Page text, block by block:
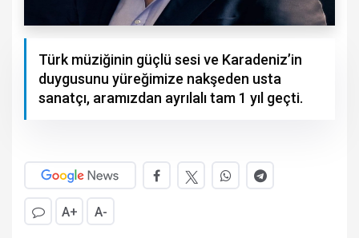
Türk müziğinin güçlü sesi ve Karadeniz’in
duygusunu yüreğimize nakşeden usta
sanatçı, aramızdan ayrılalı tam 1 yıl geçti.
A+ A-